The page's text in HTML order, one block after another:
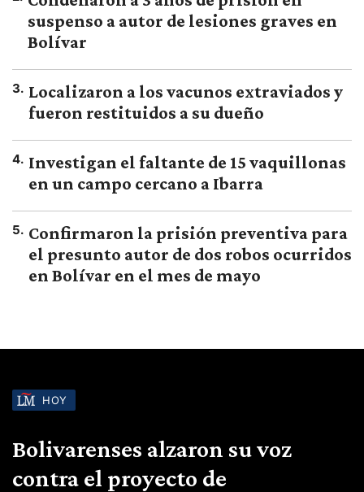
suspenso a autor de lesiones graves en
Bolívar
3. Localizaron a los vacunos extraviados y
fueron restituidos a su dueño
4. Investigan el faltante de 15 vaquillonas
en un campo cercano a Ibarra
5. Confirmaron la prisión preventiva para
el presunto autor de dos robos ocurridos
en Bolívar en el mes de mayo
HOY
Bolivarenses alzaron su voz
contra el proyecto de